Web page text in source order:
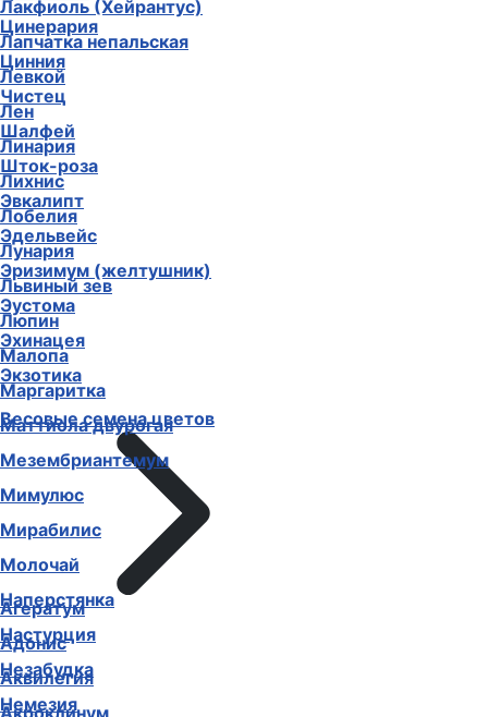
Цинерария
Цинния
Чистец
Шалфей
Шток-роза
Эвкалипт
Эдельвейс
Эризимум (желтушник)
Эустома
Эхинацея
Экзотика
Весовые семена цветов
Агератум
Адонис
Аквилегия
Акроклинум
Лакфиоль (Хейрантус)
Лапчатка непальская
Левкой
Лен
Линария
Лихнис
Лобелия
Лунария
Львиный зев
Люпин
Малопа
Маргаритка
Маттиола двурогая
Мезембриантемум
Мимулюс
Мирабилис
Молочай
Наперстянка
Настурция
Незабудка
Немезия